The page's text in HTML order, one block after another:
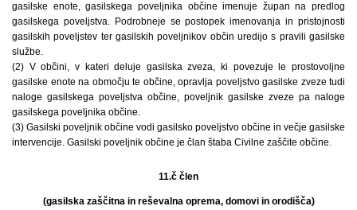
gasilske enote, gasilskega poveljnika občine imenuje župan na predlog
gasilskega poveljstva. Podrobneje se postopek imenovanja in pristojnosti
gasilskih poveljstev ter gasilskih poveljnikov občin uredijo s pravili gasilske
službe.
(2) V občini, v kateri deluje gasilska zveza, ki povezuje le prostovoljne
gasilske enote na območju te občine, opravlja poveljstvo gasilske zveze tudi
naloge gasilskega poveljstva občine, poveljnik gasilske zveze pa naloge
gasilskega poveljnika občine.
(3) Gasilski poveljnik občine vodi gasilsko poveljstvo občine in večje gasilske
intervencije. Gasilski poveljnik občine je član štaba Civilne zaščite občine.
11.č člen
(gasilska zaščitna in reševalna oprema, domovi in orodišča)